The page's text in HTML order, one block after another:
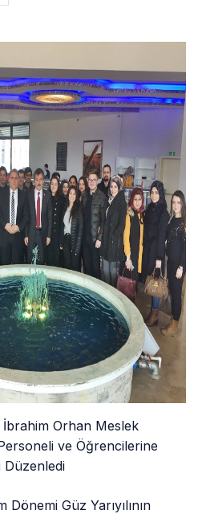
İbrahim Orhan Meslek
ve Öğrencilerine
Düzenledi
Güz Yarıyılının